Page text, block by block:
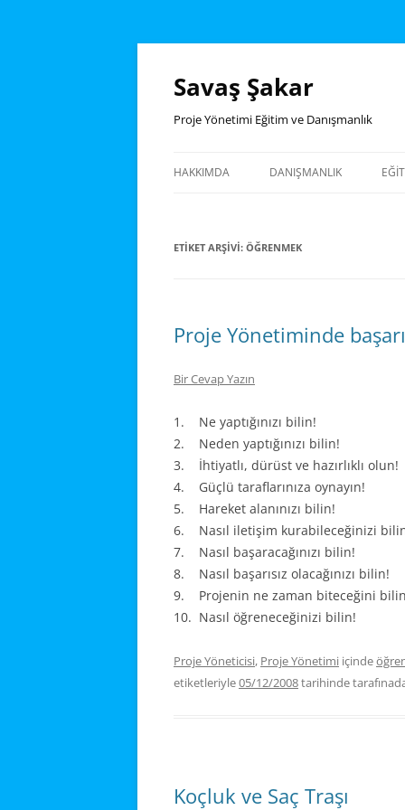
İçeriğe
Savaş Şakar
Proje Yönetimi Eğitim ve Danışmanlık
HAKKIMDA DANIŞMANLIK
ETIKET ARŞIVI: ÖĞRENMEK
Proje Yönetiminde
Bir Cevap Yazın
1. Ne yaptığınızı bilin!
2. Neden yaptığınızı bilin!
3. İhtiyatlı, dürüst ve hazırlıklı olun!
4. Güçlü taraflarınıza oynayın!
5. Hareket alanınızı bilin!
6. Nasıl iletişim kurabileceğinizi
7. Nasıl başaracağınızı bilin!
8. Nasıl başarısız olacağınızı bilin!
9. Projenin ne zaman biteceğini
10. Nasıl öğreneceğinizi bilin!
Proje Yöneticisi, Proje Yönetimi içinde
etiketleriyle05/12/2008tarihinde
Koçluk ve Saç Traşı